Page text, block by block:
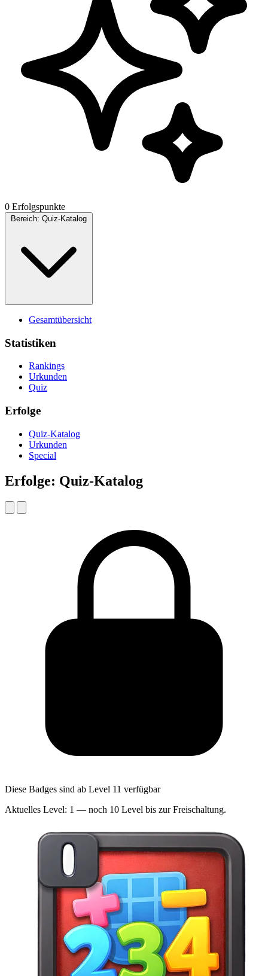
0 Erfolgspunkte
Bereich: Quiz-Katalog
Gesamtübersicht
Statistiken
Rankings
Urkunden
Quiz
Erfolge
Quiz-Katalog
Urkunden
Special
Erfolge: Quiz-Katalog
Diese Badges sind ab Level 11 verfügbar
Aktuelles Level: 1 — noch 10 Level bis zur Freischaltung.